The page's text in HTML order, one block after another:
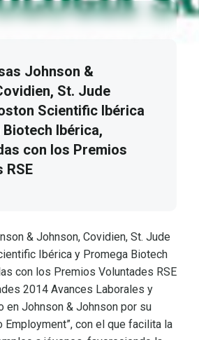
Johnson &
St. Jude
Scientific Ibérica
Ibérica,
con los Premios
RSE
& Johnson, Covidien, St. Jude
Ibérica y Promega Biotech
con los Premios Voluntades RSE
2014 Avances Laborales y
en Johnson & Johnson por su
Employment”, con el que facilita la